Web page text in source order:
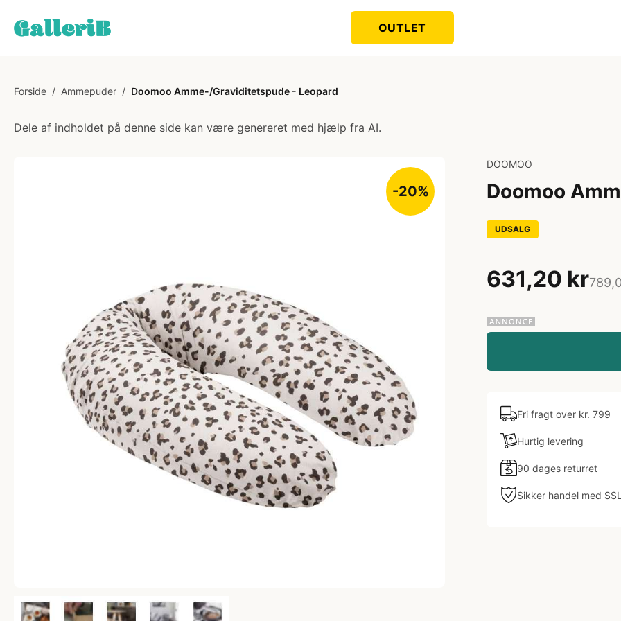
OUTLET
Forside / Ammepuder / Doomoo Amme-/Graviditetspude - Leopard
Dele af indholdet på denne side kan være genereret med hjælp fra AI.
-20%
DOOMOO
Doomoo
UDSALG
631,20 kr
Fri fragt over kr. 799
Hurtig levering
90 dages returret
Sikker handel med SSL